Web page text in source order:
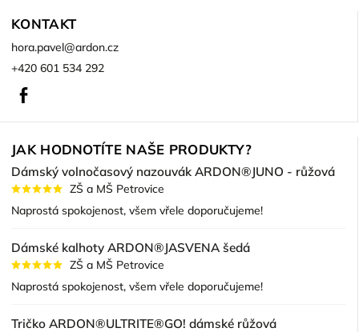
KONTAKT
hora.pavel@ardon.cz
+420 601 534 292
JAK HODNOTÍTE NAŠE PRODUKTY?
Dámský volnočasový nazouvák ARDON®JUNO - růžová
ZŠ a MŠ Petrovice
Naprostá spokojenost, všem vřele doporučujeme!
Dámské kalhoty ARDON®JASVENA šedá
ZŠ a MŠ Petrovice
Naprostá spokojenost, všem vřele doporučujeme!
Tričko ARDON®ULTRITE®GO! dámské růžová